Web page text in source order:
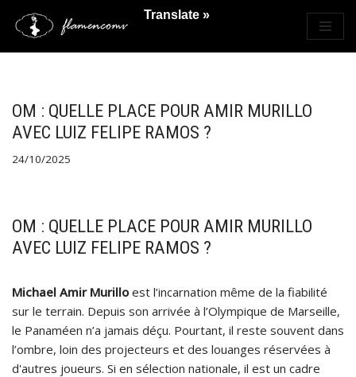
Saltar
OM : QUELLE PLACE POUR AMIR MURILLO
AVEC LUIZ FELIPE RAMOS ?
24/10/2025
OM : QUELLE PLACE POUR AMIR MURILLO
AVEC LUIZ FELIPE RAMOS ?
Michael Amir Murilloest l’incarnation même de la fiabilité
sur le terrain. Depuis son arrivée à l’Olympique de Marseille,
le Panaméen n’a jamais déçu. Pourtant, il reste souvent dans
l’ombre, loin des projecteurs et des louanges réservées à
d'autres joueurs. Si en sélection nationale, il est un cadre
Translate »